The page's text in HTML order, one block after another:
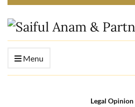
Menu
Legal Opinion